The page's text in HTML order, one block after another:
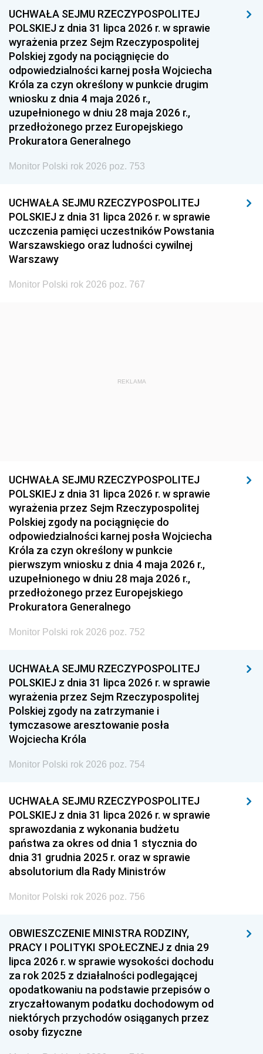
1954 1953 1952
1951 1950 1949
1948 1947
1939 1938 1937
1936 1930
UCHWAŁA SEJMU RZECZYPOSPOLITEJ
POLSKIEJ z dnia 31 lipca 2026 r. w sprawie
wyrażenia przez Sejm Rzeczypospolitej
Polskiej zgody na pociągnięcie do
odpowiedzialności karnej posła Wojciecha
Króla za czyn określony w punkcie drugim
wniosku z dnia 4 maja 2026 r.,
uzupełnionego w dniu 28 maja 2026 r.,
przedłożonego przez Europejskiego
Prokuratora Generalnego
Monitor Polski rok 2026 poz. 753
UCHWAŁA SEJMU RZECZYPOSPOLITEJ
POLSKIEJ z dnia 31 lipca 2026 r. w sprawie
uczczenia pamięci uczestników Powstania
Warszawskiego oraz ludności cywilnej
Warszawy
Monitor Polski rok 2026 poz. 767
REKLAMA
UCHWAŁA SEJMU RZECZYPOSPOLITEJ
POLSKIEJ z dnia 31 lipca 2026 r. w sprawie
wyrażenia przez Sejm Rzeczypospolitej
Polskiej zgody na pociągnięcie do
odpowiedzialności karnej posła Wojciecha
Króla za czyn określony w punkcie
pierwszym wniosku z dnia 4 maja 2026 r.,
uzupełnionego w dniu 28 maja 2026 r.,
przedłożonego przez Europejskiego
Prokuratora Generalnego
Monitor Polski rok 2026 poz. 752
UCHWAŁA SEJMU RZECZYPOSPOLITEJ
POLSKIEJ z dnia 31 lipca 2026 r. w sprawie
wyrażenia przez Sejm Rzeczypospolitej
Polskiej zgody na zatrzymanie i
tymczasowe aresztowanie posła
Wojciecha Króla
Monitor Polski rok 2026 poz. 754
UCHWAŁA SEJMU RZECZYPOSPOLITEJ
POLSKIEJ z dnia 31 lipca 2026 r. w sprawie
sprawozdania z wykonania budżetu
państwa za okres od dnia 1 stycznia do
dnia 31 grudnia 2025 r. oraz w sprawie
absolutorium dla Rady Ministrów
Monitor Polski rok 2026 poz. 756
OBWIESZCZENIE MINISTRA RODZINY,
PRACY I POLITYKI SPOŁECZNEJ z dnia 29
lipca 2026 r. w sprawie wysokości dochodu
za rok 2025 z działalności podlegającej
opodatkowaniu na podstawie przepisów o
zryczałtowanym podatku dochodowym od
niektórych przychodów osiąganych przez
osoby fizyczne